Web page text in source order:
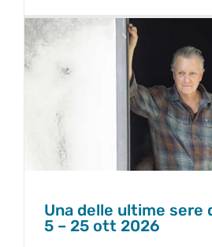
Una delle ultime sere di
5 – 25 ott
Una delle ultime sere
5 – 25 ott 2026